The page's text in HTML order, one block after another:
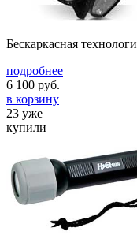
Бескаркасная
подробнее
6 100 руб.
в корзину
23 уже
купили